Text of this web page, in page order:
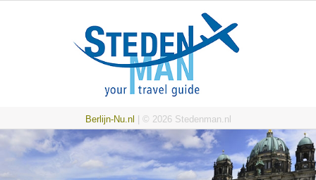
Berlijn-Nu.nl | © 2026 Stedenman.nl